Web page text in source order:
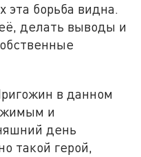
эта борьба видна.
делать выводы и
в данном
и
день
такой герой,